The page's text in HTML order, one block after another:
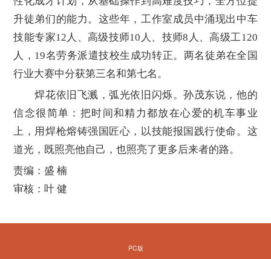
升徒弟们的能力。这些年，工作室成员中涌现出中车
技能专家12人、高级技师10人、技师8人、高级工120
人，19名劳务派遣技校生成功转正。两名徒弟在全国
行业大赛中分获第三名和第七名。
焊花依旧飞溅，弧光依旧闪烁。孙茂东说，他的
信念很简单：把时间和精力都放在心爱的机车事业
上，用焊枪熔铸强国匠心，以技能报国践行使命。这
道光，既照亮他自己，也照亮了更多后来者的路。
责编：盛 楠
审核：叶 健
PC版